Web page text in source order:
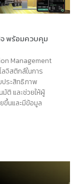
จ พร้อมควบคุม
Management
จิสติกส์ในการ
ประสิทธิภาพ
มัติ และช่วยให้ผู้
ขึ้นและมีข้อมูล